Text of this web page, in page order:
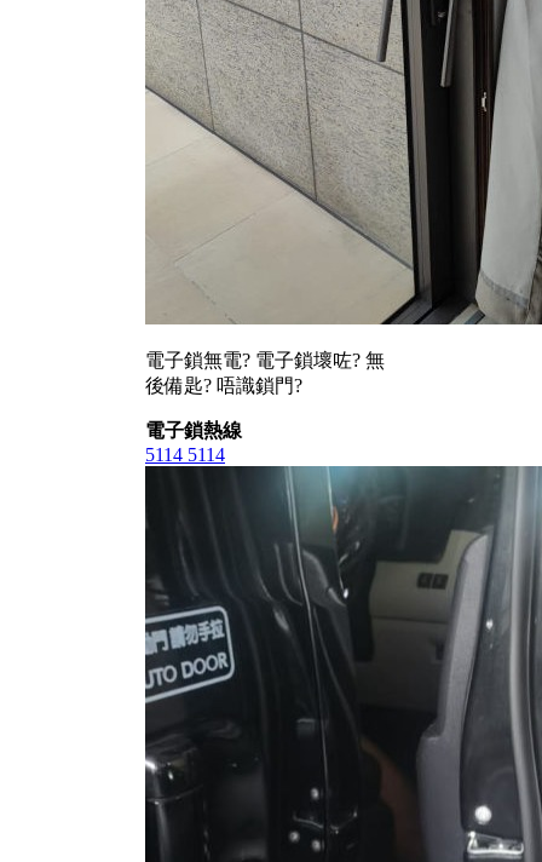
電子鎖無電? 電子鎖壞咗? 無
後備匙? 唔識鎖門?
電子鎖熱線
5114 5114